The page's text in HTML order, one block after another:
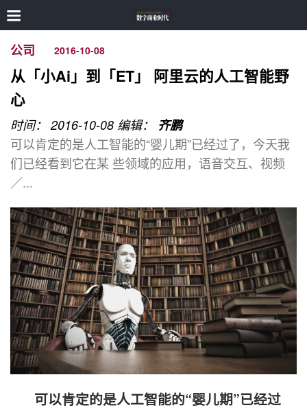
公司 2016-10-08
从「小Ai」到「ET」 阿里云的人工智能野
心
时间： 2016-10-08 编辑： 齐鹏
可以肯定的是人工智能的“婴儿期”已经过了，今天我
们已经看到它在某 些领域的应用，语音交互、视频
／...
可以肯定的是人工智能的“婴儿期”已经过